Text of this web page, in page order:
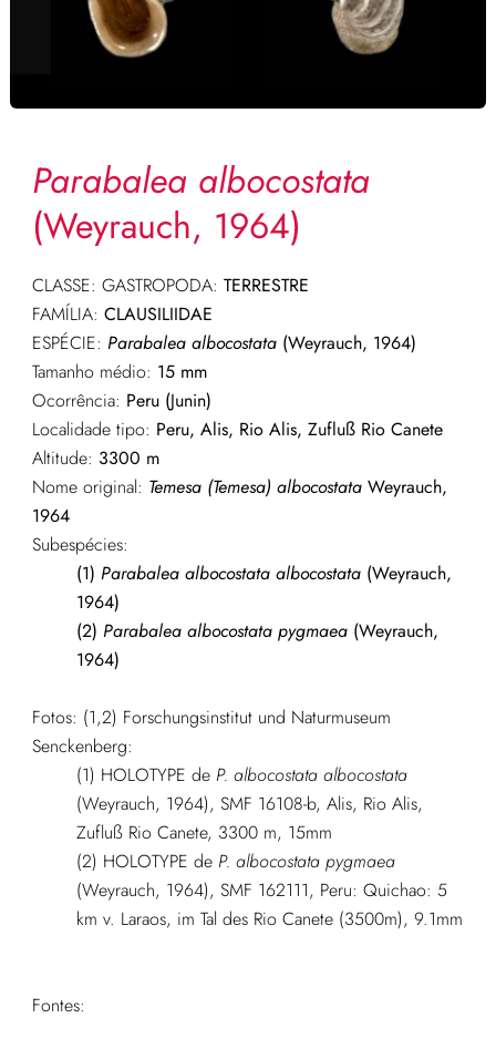
Parabalea albocostata
(Weyrauch, 1964)
CLASSE: GASTROPODA: TERRESTRE
FAMÍLIA: CLAUSILIIDAE
ESPÉCIE: Parabalea albocostata(Weyrauch, 1964)
Tamanho médio: 15 mm
Ocorrência: Peru (Junin)
Localidade tipo: Peru, Alis, Rio Alis, Zufluß Rio Canete
Altitude: 3300 m
Nome original: Temesa (Temesa) albocostataWeyrauch,
1964
Subespécies:
(1) Parabalea albocostata albocostata(Weyrauch,
1964)
(2) Parabalea albocostata pygmaea(Weyrauch,
1964)
Fotos: (1,2) Forschungsinstitut und Naturmuseum
Senckenberg:
(1) HOLOTYPE de P. albocostata albocostata
(Weyrauch, 1964), SMF 16108-b, Alis, Rio Alis,
Zufluß Rio Canete, 3300 m, 15mm
(2) HOLOTYPE de P. albocostata pygmaea
(Weyrauch, 1964), SMF 162111, Peru: Quichao: 5
km v. Laraos, im Tal des Rio Canete (3500m), 9.1mm
Fontes: